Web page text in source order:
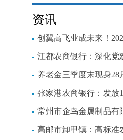
资讯
创翼高飞业成未来！
江都农商银行：深化党
养老金三季度末现身28
张家港农商银行：发放
常州市企鸟金属制品有
高邮市卸甲镇：高标准